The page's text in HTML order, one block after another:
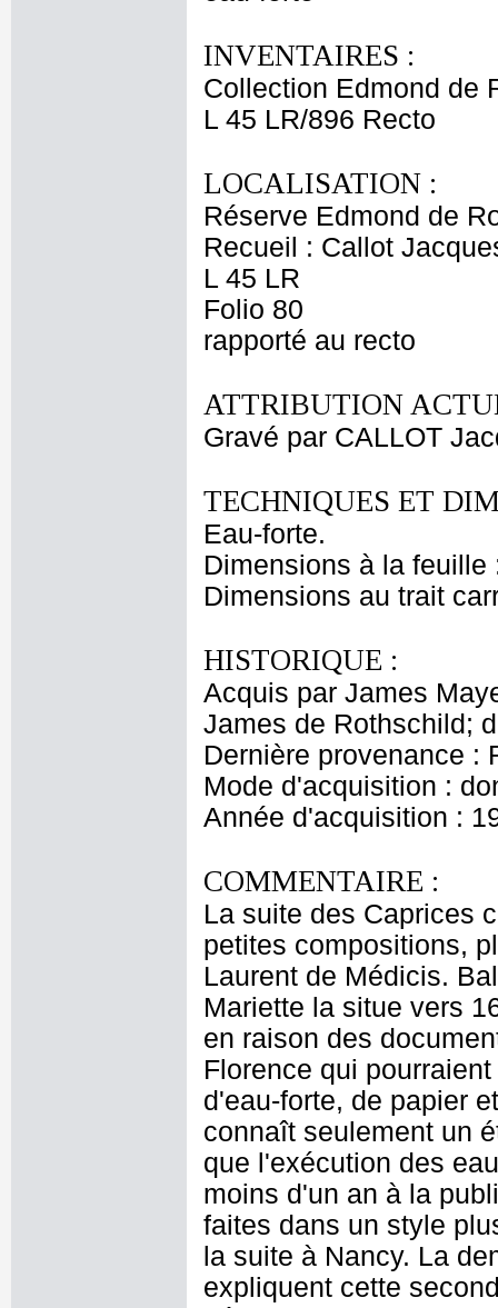
INVENTAIRES :
Collection Edmond de
L 45 LR/896 Recto
LOCALISATION :
Réserve Edmond de
Recueil : Callot
L 45 LR
Folio 80
rapporté au recto
ATTRIBUTION
Gravé par CALLOT
TECHNIQUES ET
Eau-forte.
Dimensions à la
Dimensions au trait
HISTORIQUE :
Acquis par James
James de Rothschild;
Dernière provenance :
Mode d'acquisition :
Année d'acquisition :
COMMENTAIRE :
La suite des Caprices
petites compositions,
Laurent de Médicis.
Mariette la situe vers
en raison des
Florence qui
d'eau-forte, de papier
connaît seulement un
que l'exécution des
moins d'un an à la
faites dans un style
la suite à Nancy. La
expliquent cette